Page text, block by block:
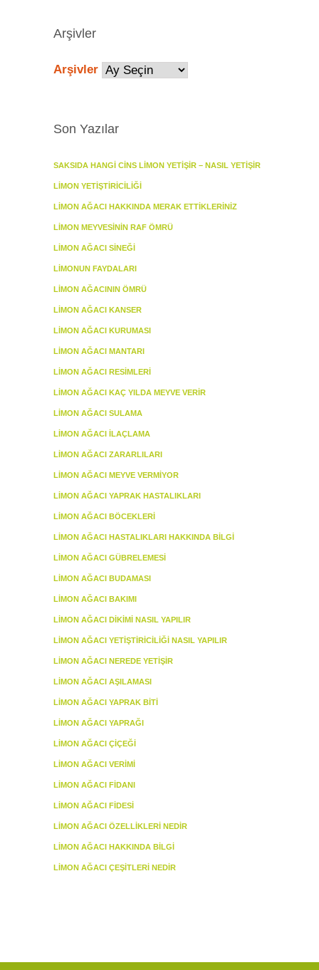
Arşivler
Arşivler
Son Yazılar
SAKSIDA HANGI CINS LIMON YETIŞIR – NASIL YETIŞIR
LIMON YETIŞTIRICILIĞI
LIMON AĞACI HAKKINDA MERAK ETTIKLERINIZ
LIMON MEYVESININ RAF ÖMRÜ
LIMON AĞACI SINEĞI
LIMONUN FAYDALARI
LIMON AĞACININ ÖMRÜ
LIMON AĞACI KANSER
LIMON AĞACI KURUMASI
LIMON AĞACI MANTARI
LIMON AĞACI RESIMLERI
LIMON AĞACI KAÇ YILDA MEYVE VERIR
LIMON AĞACI SULAMA
LIMON AĞACI İLAÇLAMA
LIMON AĞACI ZARARLILARI
LIMON AĞACI MEYVE VERMIYOR
LIMON AĞACI YAPRAK HASTALIKLARI
LIMON AĞACI BÖCEKLERI
LIMON AĞACI HASTALIKLARI HAKKINDA BILGI
LIMON AĞACI GÜBRELEMESI
LIMON AĞACI BUDAMASI
LIMON AĞACI BAKIMI
LIMON AĞACI DIKIMI NASIL YAPILIR
LIMON AĞACI YETIŞTIRICILIĞI NASIL YAPILIR
LIMON AĞACI NEREDE YETIŞIR
LIMON AĞACI AŞILAMASI
LIMON AĞACI YAPRAK BITI
LIMON AĞACI YAPRAĞI
LIMON AĞACI ÇIÇEĞI
LIMON AĞACI VERIMI
LIMON AĞACI FIDANI
LIMON AĞACI FIDESI
LIMON AĞACI ÖZELLIKLERI NEDIR
LIMON AĞACI HAKKINDA BILGI
LIMON AĞACI ÇEŞITLERI NEDIR